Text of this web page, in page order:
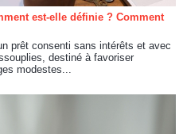
est-elle définie ? Comment
prêt consenti sans intérêts et avec
destiné à favoriser
modestes...